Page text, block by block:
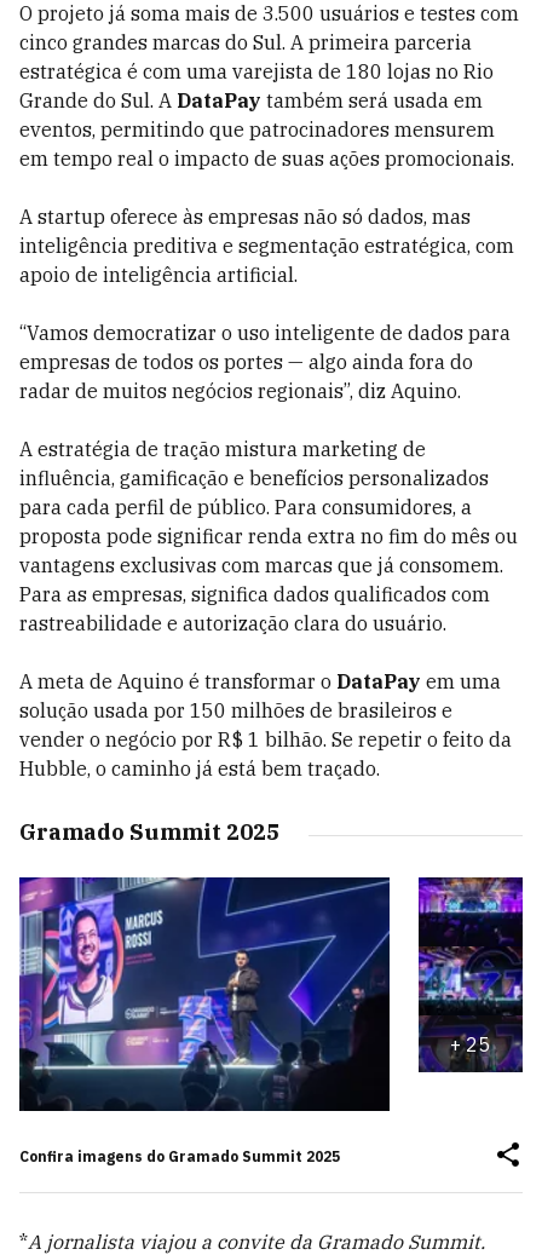
O projeto já soma mais de 3.500 usuários e testes com
cinco grandes marcas do Sul. A primeira parceria
estratégica é com uma varejista de 180 lojas no Rio
Grande do Sul. A DataPay também será usada em
eventos, permitindo que patrocinadores mensurem
em tempo real o impacto de suas ações promocionais.
A startup oferece às empresas não só dados, mas
inteligência preditiva e segmentação estratégica, com
apoio de inteligência artificial.
“Vamos democratizar o uso inteligente de dados para
empresas de todos os portes — algo ainda fora do
radar de muitos negócios regionais”, diz Aquino.
A estratégia de tração mistura marketing de
influência, gamificação e benefícios personalizados
para cada perfil de público. Para consumidores, a
proposta pode significar renda extra no fim do mês ou
vantagens exclusivas com marcas que já consomem.
Para as empresas, significa dados qualificados com
rastreabilidade e autorização clara do usuário.
A meta de Aquino é transformar o DataPay em uma
solução usada por 150 milhões de brasileiros e
vender o negócio por R$ 1 bilhão. Se repetir o feito da
Hubble, o caminho já está bem traçado.
Gramado Summit 2025
+25
Confira imagens do Gramado Summit 2025
*A jornalista viajou a convite da Gramado Summit.